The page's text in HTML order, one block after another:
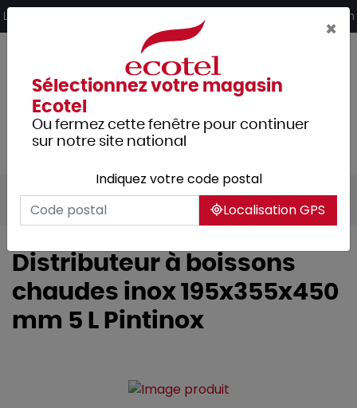
Livraison offerte dès 249€ HT d’achat et retrait 2h en magasin
Tous les produits Hôtellerie
Distributeur à boissons
chaudes inox 195x355x450
mm 5 L Pintinox
×
Sélectionnez votre magasin
Ecotel
Ou fermez cette fenêtre pour continuer
sur notre site national
Indiquez votre code postal
Localisation GPS
Panneau de gestion des cookies